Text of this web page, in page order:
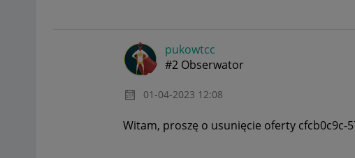
pukowtcc
#2 Obserwator
‎01-04-2023 12:08
Witam, proszę o usunięcie oferty cfcb0c9c-